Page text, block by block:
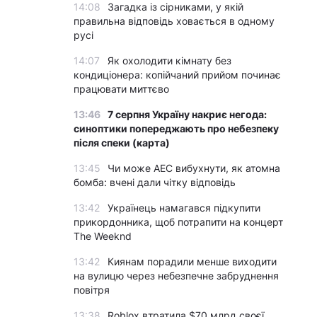
14:08
Загадка із сірниками, у якій
правильна відповідь ховається в одному
русі
14:07
Як охолодити кімнату без
кондиціонера: копійчаний прийом починає
працювати миттєво
13:46 7 серпня Україну накриє негода:
синоптики попереджають про небезпеку
після спеки (карта)
13:45
Чи може АЕС вибухнути, як атомна
бомба: вчені дали чітку відповідь
13:42
Українець намагався підкупити
прикордонника, щоб потрапити на концерт
The Weeknd
13:42
Киянам порадили менше виходити
на вулицю через небезпечне забруднення
повітря